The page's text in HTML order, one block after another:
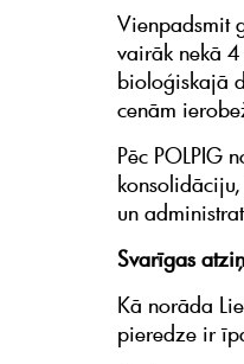
Vienpadsmit
vairāk nekā
bioloģiskajā
cenām
Pēc POLPIG
un
Svarīgas
Kā norāda
pieredze ir